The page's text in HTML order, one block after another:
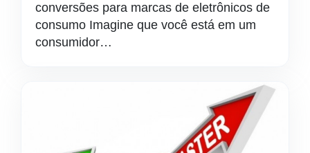
conversões para marcas de eletrônicos de
consumo Imagine que você está em um
consumidor…